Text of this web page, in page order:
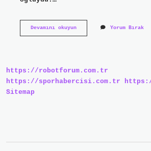
Devamını okuyunMacar
Yorum Bırak
https://robotforum.com.tr
https://sporhabercisi.com.tr
Sitemap